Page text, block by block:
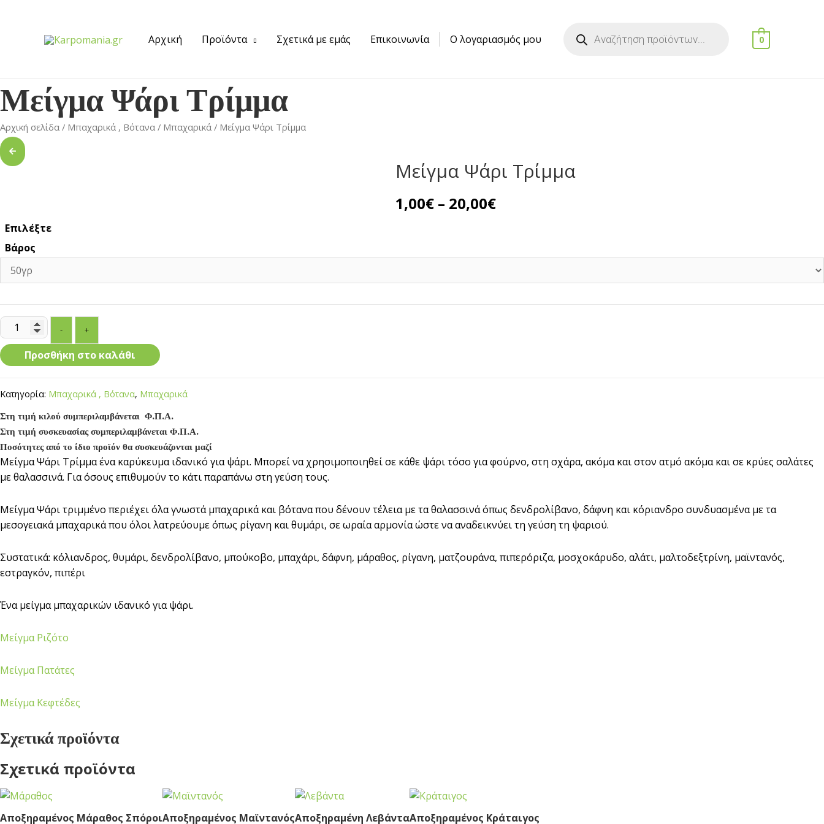
Αρχική Προϊόντα Σχετικά με εμάς Επικοινωνία Ο λογαριασμός μου search 0
Μείγμα Ψάρι Τρίμμα
Αρχική σελίδα / Μπαχαρικά , Βότανα / Μπαχαρικά / Μείγμα Ψάρι Τρίμμα
Μείγμα Ψάρι Τρίμμα
1,00€ – 20,00€Price
Επιλέξτε
Βάρος
Τρίμμα
ποσότητα
- +
Προσθήκη στο καλάθι
Κατηγορία: Μπαχαρικά , Βότανα, Μπαχαρικά
Στη τιμή κιλού συμπεριλαμβάνεται Φ.Π.Α.
Στη τιμή συσκευασίας συμπεριλαμβάνεται Φ.Π.Α.
Ποσότητες από το ίδιο προϊόν θα συσκευάζονται μαζί
Μείγμα Ψάρι Τρίμμα ένα καρύκευμα ιδανικό για ψάρι. Μπορεί να χρησιμοποιηθεί σε κάθε ψάρι τόσο για φούρνο, στη σχάρα, ακόμα και στον ατμό ακόμα και σε κρύες σαλάτες
με θαλασσινά. Για όσους επιθυμούν το κάτι παραπάνω στη γεύση τους.
Μείγμα Ψάρι τριμμένο περιέχει όλα γνωστά μπαχαρικά και βότανα που δένουν τέλεια με τα θαλασσινά όπως δενδρολίβανο, δάφνη και κόριανδρο συνδυασμένα με τα
μεσογειακά μπαχαρικά που όλοι λατρεύουμε όπως ρίγανη και θυμάρι, σε ωραία αρμονία ώστε να αναδεικνύει τη γεύση τη ψαριού.
Συστατικά: κόλιανδρος, θυμάρι, δενδρολίβανο, μπούκοβο, μπαχάρι, δάφνη, μάραθος, ρίγανη, ματζουράνα, πιπερόριζα, μοσχοκάρυδο, αλάτι, μαλτοδεξτρίνη, μαϊντανός,
εστραγκόν, πιπέρι
Ένα μείγμα μπαχαρικών ιδανικό για ψάρι.
Μείγμα Ριζότο
Μείγμα Πατάτες
Μείγμα Κεφτέδες
Σχετικά προϊόντα
Σχετικά προϊόντα
Αποξηραμένος Μάραθος ΣπόροιΑποξηραμένος ΜαϊντανόςΑποξηραμένη ΛεβάνταΑποξηραμένος Κράταιγος